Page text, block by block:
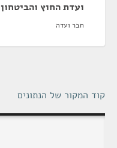
ועדת החוץ והביטחון
חבר ועדה
קוד המקור של הנתונים